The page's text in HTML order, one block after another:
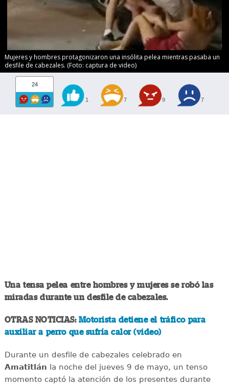
Mujeres y hombres protagonizaron una insólita pelea mientras pasaba un
desfile de cabezales. (Foto: captura de video)
24
1 7 9 7
Una tensa pelea entre hombres y mujeres se robó las
miradas durante un desfile de cabezales.
OTRAS NOTICIAS: Motorista detiene el tráfico para
auxiliar a perro que sufría calor (video)
Durante un desfile de cabezales celebrado en
Amatitlán la noche del jueves 9 de mayo, un tenso
momento captó la atención de los presentes durante